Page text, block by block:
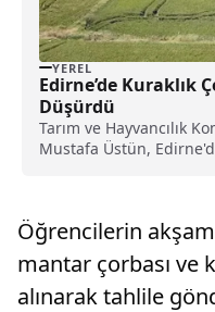
YEREL
Edirne’de Kuraklık
Düşürdü
Tarım ve Hayvancılık
Mustafa Üstün,
Öğrencilerin
mantar çorbası ve
alınarak tahlile